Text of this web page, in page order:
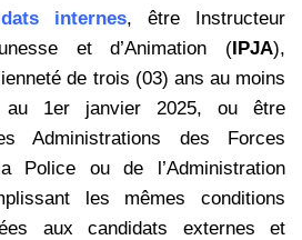
internes, être Instructeur
et d’Animation (IPJA),
de trois (03) ans au moins
1er janvier 2025, ou être
Administrations des Forces
Police ou de l’Administration
les mêmes conditions
aux candidats externes et